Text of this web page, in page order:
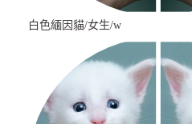
白色緬因貓/女生/w